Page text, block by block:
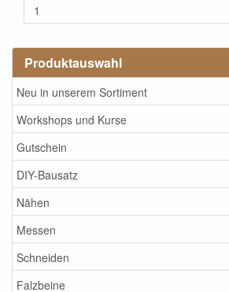
Produktauswahl
Neu in unserem Sortiment
Workshops und Kurse
Gutschein
DIY-Bausatz
Nähen
Messen
Schneiden
Falzbeine